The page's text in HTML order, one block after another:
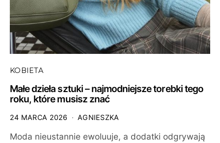
KOBIETA
Małe dzieła sztuki – najmodniejsze torebki tego
roku, które musisz znać
24 MARCA 2026 AGNIESZKA
Moda nieustannie ewoluuje, a dodatki odgrywają